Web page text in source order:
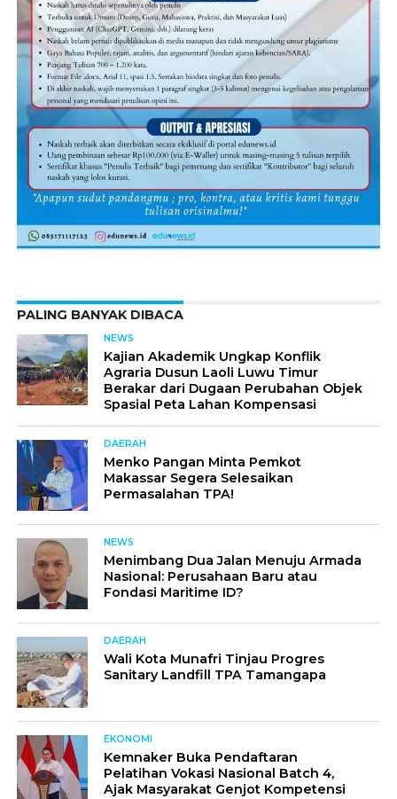
PALING BANYAK DIBACA
NEWS
Kajian Akademik Ungkap Konflik
Agraria Dusun Laoli Luwu Timur
Berakar dari Dugaan Perubahan Objek
Spasial Peta Lahan Kompensasi
DAERAH
Menko Pangan Minta Pemkot
Makassar Segera Selesaikan
Permasalahan TPA!
NEWS
Menimbang Dua Jalan Menuju Armada
Nasional: Perusahaan Baru atau
Fondasi Maritime ID?
DAERAH
Wali Kota Munafri Tinjau Progres
Sanitary Landfill TPA Tamangapa
EKONOMI
Kemnaker Buka Pendaftaran
Pelatihan Vokasi Nasional Batch 4,
Ajak Masyarakat Genjot Kompetensi